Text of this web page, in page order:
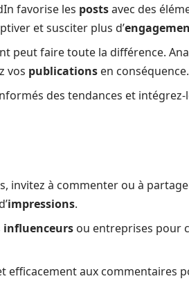
favorise les postsavec des
et susciter plus d’
peut faire toute la différence.
vos publications en conséquence.
des tendances et intégrez-
invitez à commenter ou à
impressions.
influenceurs ou entreprises pour
efficacement aux commentaires